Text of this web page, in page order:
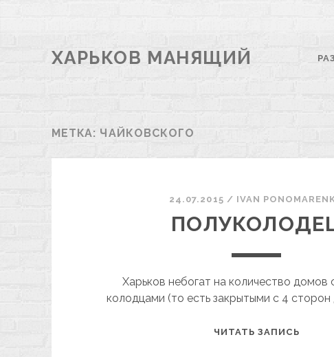
ХАРЬКОВ МАНЯЩИЙ
МЕТКА: ЧАЙКОВСКОГО
24.07.2015 / ІVAN
Харьков небогат на количество домов
колодцами (то есть закрытыми с 4 сторон
ЧИТАТЬ ЗАПИСЬ